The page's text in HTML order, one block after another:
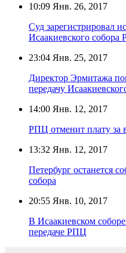
10:09 Янв. 26, 2017
Суд зарегистрировал
Исаакиевского собора
23:04 Янв. 25, 2017
Директор Эрмитажа
передачу
14:00 Янв. 12, 2017
РПЦ отменит плату за
13:32 Янв. 12, 2017
Петербург останется
собора
20:55 Янв. 10, 2017
В Исаакиевском
передаче РПЦ